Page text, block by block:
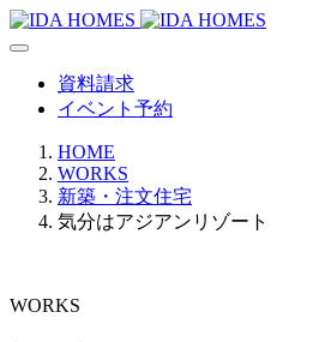
資料請求
イベント予約
HOME
WORKS
新築・注文住宅
気分はアジアンリゾート
WORKS